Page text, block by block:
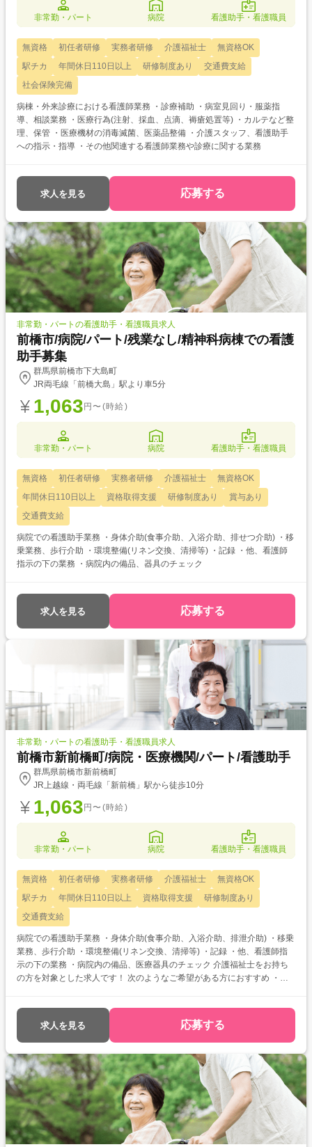
非常勤・パート 病院 看護助手・看護職員
無資格 初任者研修 実務者研修 介護福祉士
無資格OK
駅チカ
年間休日110日以上 研修制度あり
交通費支給
社会保険完備
病棟・外来診療における看護師業務 ・診療補助 ・病室見回り・服薬指
導、相談業務 ・医療行為(注射、採血、点滴、褥瘡処置等) ・カルテなど整
理、保管 ・医療機材の消毒滅菌、医薬品整備 ・介護スタッフ、看護助手
への指示・指導 ・その他関連する看護師業務や診療に関する業務
求人を見る 応募する
非常勤・パートの看護助手・看護職員求人
前橋市/病院/パート/残業なし/精神科病棟での看護
助手募集
群馬県前橋市下大島町
JR両毛線「前橋大島」駅より車5分
1,063 円〜(時給)
非常勤・パート 病院 看護助手・看護職員
無資格 初任者研修 実務者研修 介護福祉士
無資格OK
年間休日110日以上
資格取得支援 研修制度あり
賞与あり
交通費支給
病院での看護助手業務 ・身体介助(食事介助、入浴介助、排せつ介助) ・移
乗業務、歩行介助 ・環境整備(リネン交換、清掃等) ・記録 ・他、看護師
指示の下の業務 ・病院内の備品、器具のチェック
求人を見る 応募する
非常勤・パートの看護助手・看護職員求人
前橋市新前橋町/病院・医療機関/パート/看護助手
群馬県前橋市新前橋町
JR上越線・両毛線「新前橋」駅から徒歩10分
1,063 円〜(時給)
非常勤・パート 病院 看護助手・看護職員
無資格 初任者研修 実務者研修 介護福祉士
無資格OK
駅チカ
年間休日110日以上 資格取得支援
研修制度あり
交通費支給
病院での看護助手業務 ・身体介助(食事介助、入浴介助、排泄介助) ・移乗
業務、歩行介助 ・環境整備(リネン交換、清掃等) ・記録 ・他、看護師指
示の下の業務 ・病院内の備品、医療器具のチェック 介護福祉士をお持ち
の方を対象とした求人です！ 次のようなご希望がある方におすすめ ・待
求人を見る 応募する